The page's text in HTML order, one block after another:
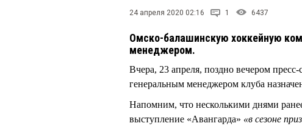
24 апреля 2020 02:16 1 6437
Омско-балашинскую хоккейную
менеджером.
Вчера, 23 апреля, поздно вечером
генеральным менеджером клуба
Напомним, что несколькими днями
выступление «Авангарда» «в сезоне